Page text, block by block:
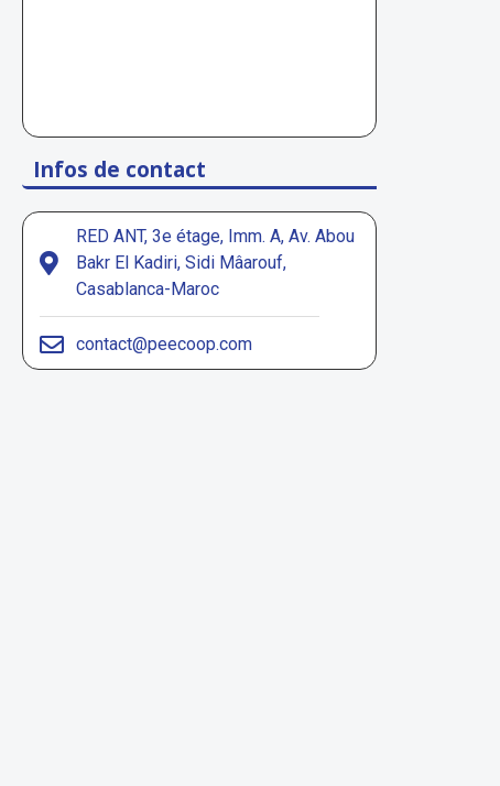
Infos de contact
RED ANT, 3e étage, Imm. A, Av. Abou
Bakr El Kadiri, Sidi Mâarouf,
Casablanca-Maroc
contact@peecoop.com